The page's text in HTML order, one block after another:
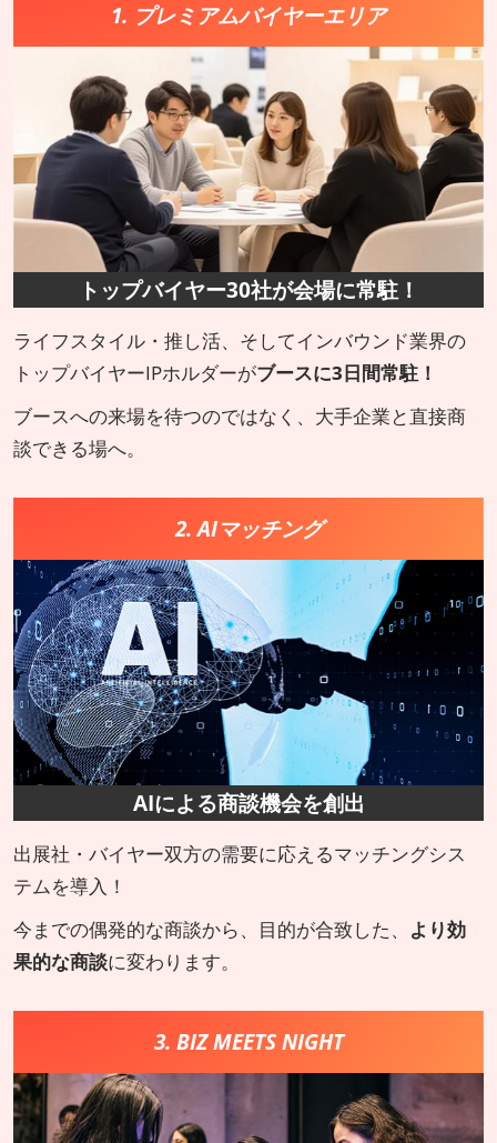
1. プレミアムバイヤーエリア
トップバイヤー30社が会場に常駐！
ライフスタイル・推し活、そしてインバウンド業界の
トップバイヤーIPホルダーがブースに3日間常駐！
ブースへの来場を待つのではなく、大手企業と直接商
談できる場へ。
2. AIマッチング
AIによる商談機会を創出
出展社・バイヤー双方の需要に応えるマッチングシス
テムを導入！
今までの偶発的な商談から、目的が合致した、 より効
果的な商談に変わります。
3. BIZ MEETS NIGHT